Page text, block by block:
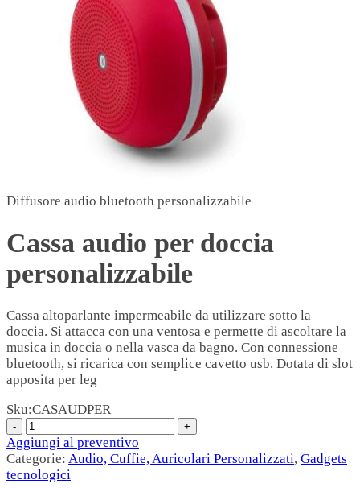
Diffusore audio bluetooth personalizzabile
Cassa audio per doccia
personalizzabile
Cassa altoparlante impermeabile da utilizzare sotto la
doccia. Si attacca con una ventosa e permette di ascoltare la
musica in doccia o nella vasca da bagno. Con connessione
bluetooth, si ricarica con semplice cavetto usb. Dotata di slot
apposita per leg
Sku:CASAUDPER
Aggiungi al preventivo
Categorie: Audio, Cuffie, Auricolari Personalizzati, Gadgets
tecnologici